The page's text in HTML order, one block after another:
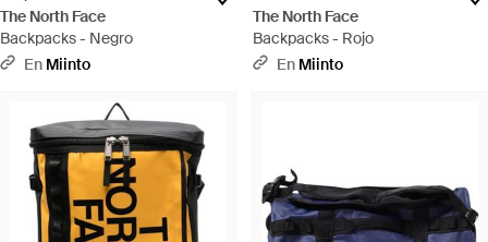
The North Face
Backpacks - Negro
En Miinto
The North Face
Backpacks - Rojo
En Miinto